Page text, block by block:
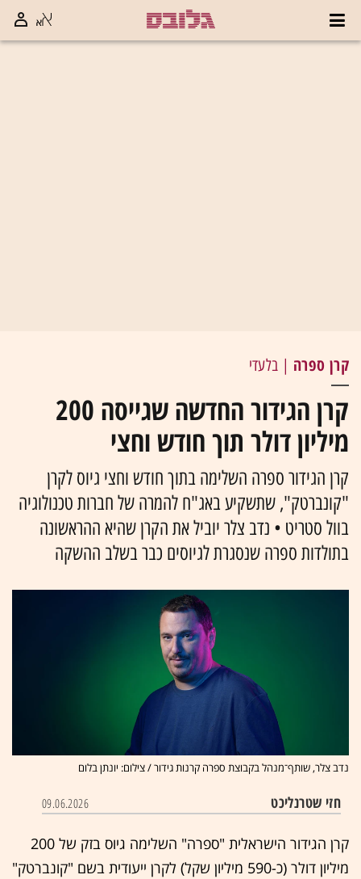
קרן ספרה | בלעדי
קרן הגידור החדשה שגייסה 200
מיליון דולר תוך חודש וחצי
קרן הגידור ספרה השלימה בתוך חודש וחצי גיוס לקרן
"קונברטק", שתשקיע באג"ח להמרה של חברות טכנולוגיה
בוול סטריט • נדב צלר יוביל את הקרן שהיא ההראשונה
בתולדות ספרה שנסגרת לגיוסים כבר בשלב ההשקה
נדב צלר, שותף־מנהל בקבוצת ספרה קרנות גידור / צילום: יונתן בלום
חזי שטרנליכט 09.06.2026
קרן הגידור הישראלית "ספרה" השלימה גיוס בזק של 200
מיליון דולר (כ-590 מיליון שקל) לקרן ייעודית בשם "קונברטק"